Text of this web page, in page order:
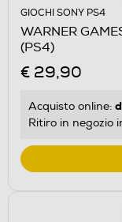
GIOCHI SONY PS4
WARNER
(PS4)
€ 29,90
Acquisto online:
Ritiro in negozio